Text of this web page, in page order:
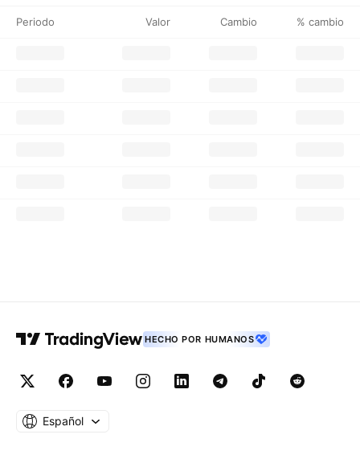
Periodo Valor Cambio % cambio
HECHO POR HUMANOS
Español